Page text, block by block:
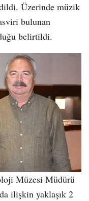
Üzerinde müzik
bulunan
belirtildi.
Müzesi Müdürü
ilişkin yaklaşık 2